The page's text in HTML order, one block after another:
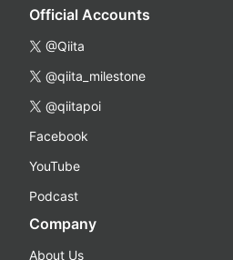
Official Accounts
@Qiita
@qiita_milestone
@qiitapoi
Facebook
YouTube
Podcast
Company
About Us